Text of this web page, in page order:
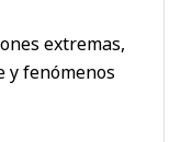
extremas,
y fenómenos